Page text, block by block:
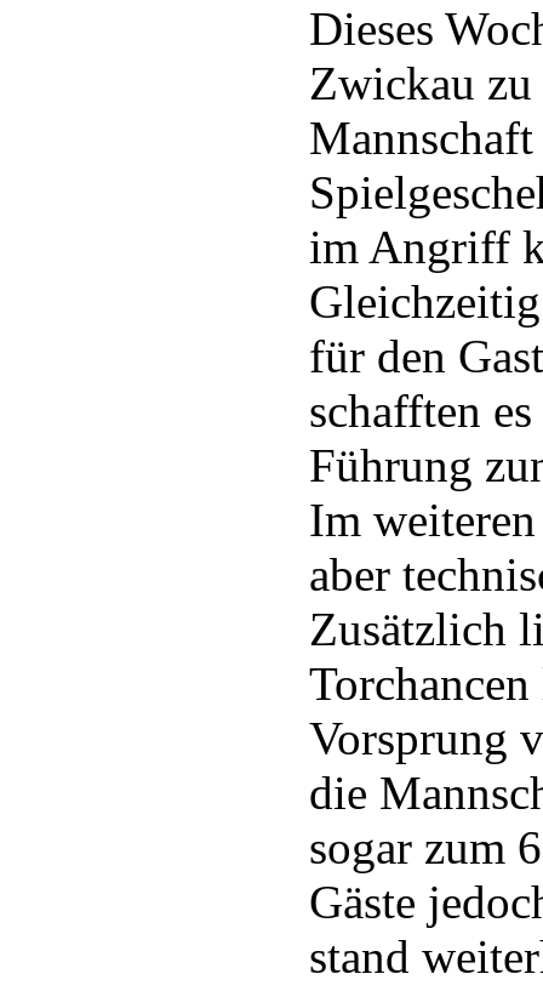
Dieses
Zwickau
im Angriff
für den
schafften
Führung
Im
aber
Zusätzlich
Vorsprung
die
sogar zum
Gäste
stand